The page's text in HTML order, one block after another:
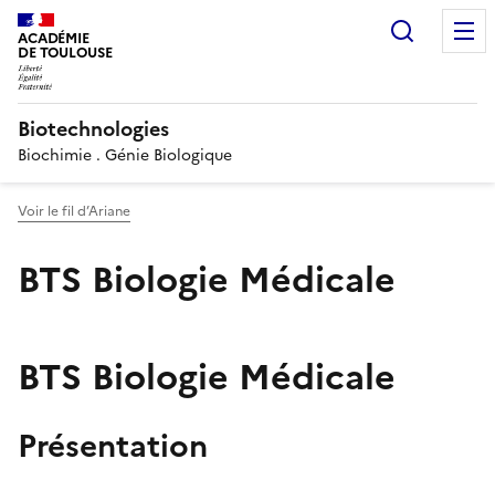
ACADÉMIE
DE TOULOUSE
Biotechnologies
Biochimie . Génie Biologique
Voir le fil d’Ariane
BTS Biologie Médicale
BTS Biologie Médicale
Présentation